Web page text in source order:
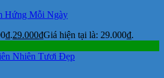
Hứng Mỗi Ngày
29.000₫Giá hiện tại là: 29.000₫.